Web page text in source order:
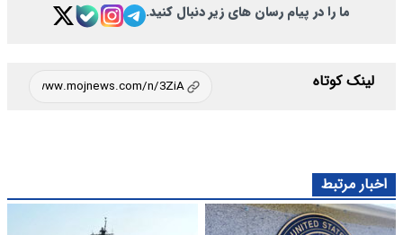
ما را در پیام رسان های زیر دنبال کنید.
لینک کوتاه
اخبار مرتبط